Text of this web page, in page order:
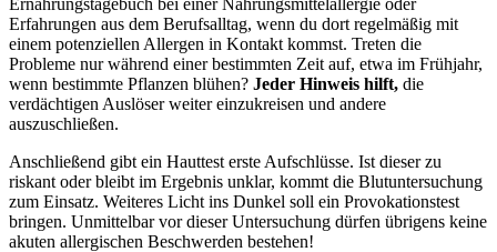
Erfahrungen aus dem Berufsalltag, wenn du dort regelmäßig mit
einem potenziellen Allergen in Kontakt kommst. Treten die
Probleme nur während einer bestimmten Zeit auf, etwa im Frühjahr,
wenn bestimmte Pflanzen blühen? Jeder Hinweis hilft, die
verdächtigen Auslöser weiter einzukreisen und andere
auszuschließen.
Anschließend gibt ein Hauttest erste Aufschlüsse. Ist dieser zu
riskant oder bleibt im Ergebnis unklar, kommt die Blutuntersuchung
zum Einsatz. Weiteres Licht ins Dunkel soll ein Provokationstest
bringen. Unmittelbar vor dieser Untersuchung dürfen übrigens keine
akuten allergischen Beschwerden bestehen!